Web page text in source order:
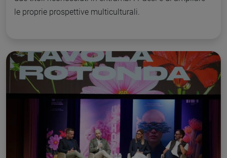
le proprie prospettive multiculturali.